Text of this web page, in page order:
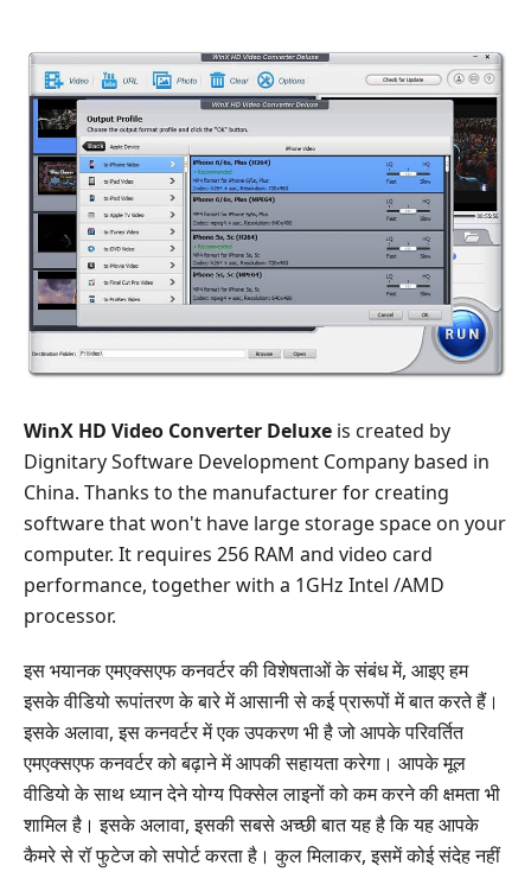
WinX HD Video Converter Deluxe is created by
Dignitary Software Development Company based in
China. Thanks to the manufacturer for creating
software that won't have large storage space on your
computer. It requires 256 RAM and video card
performance, together with a 1GHz Intel /AMD
processor.
इस भयानक एमएक्सएफ कनवर्टर की विशेषताओं के संबंध में, आइए हम
इसके वीडियो रूपांतरण के बारे में आसानी से कई प्रारूपों में बात करते हैं।
इसके अलावा, इस कनवर्टर में एक उपकरण भी है जो आपके परिवर्तित
एमएक्सएफ कनवर्टर को बढ़ाने में आपकी सहायता करेगा। आपके मूल
वीडियो के साथ ध्यान देने योग्य पिक्सेल लाइनों को कम करने की क्षमता भी
शामिल है। इसके अलावा, इसकी सबसे अच्छी बात यह है कि यह आपके
कैमरे से रॉ फुटेज को सपोर्ट करता है। कुल मिलाकर, इसमें कोई संदेह नहीं